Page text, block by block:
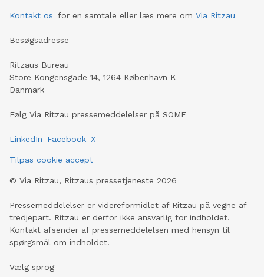
Kontakt os for en samtale eller læs mere om Via Ritzau
Besøgsadresse
Ritzaus Bureau
Store Kongensgade 14, 1264 København K
Danmark
Følg Via Ritzau pressemeddelelser på SOME
LinkedIn Facebook X
Tilpas cookie accept
© Via Ritzau, Ritzaus pressetjeneste 2026
Pressemeddelelser er videreformidlet af Ritzau på vegne af
tredjepart. Ritzau er derfor ikke ansvarlig for indholdet.
Kontakt afsender af pressemeddelelsen med hensyn til
spørgsmål om indholdet.
Vælg sprog